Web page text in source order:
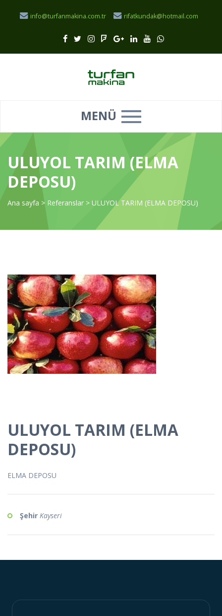
info@turfanmakina.com.tr rifatkundak@hotmail.com
MENÜ
ULUYOL TARIM (ELMA
DEPOSU)
Ana sayfa > Referanslar > ULUYOL TARIM (ELMA DEPOSU)
ULUYOL TARIM (ELMA
DEPOSU)
ELMA DEPOSU
Şehir Kayseri